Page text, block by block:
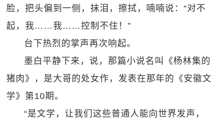
脸，把头偏到一侧，抹泪，擦拭，喃喃说：“对不
起，我……我……控制不住！”
台下热烈的掌声再次响起。
墨白平静下来，说，那篇小说名叫《杨林集的
猪肉》，是大哥的处女作，发表在那年的《安徽文
学》第10期。
“是文学，让我们这些普通人能向世界发声，